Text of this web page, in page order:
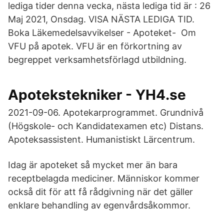
lediga tider denna vecka, nästa lediga tid är : 26
Maj 2021, Onsdag. VISA NÄSTA LEDIGA TID.
Boka Läkemedelsavvikelser - Apoteket- Om
VFU på apotek. VFU är en förkortning av
begreppet verksamhetsförlagd utbildning.
Apotekstekniker - YH4.se
2021-09-06. Apotekarprogrammet. Grundnivå
(Högskole- och Kandidatexamen etc) Distans.
Apoteksassistent. Humanistiskt Lärcentrum.
Idag är apoteket så mycket mer än bara
receptbelagda mediciner. Människor kommer
också dit för att få rådgivning när det gäller
enklare behandling av egenvårdsåkommor.